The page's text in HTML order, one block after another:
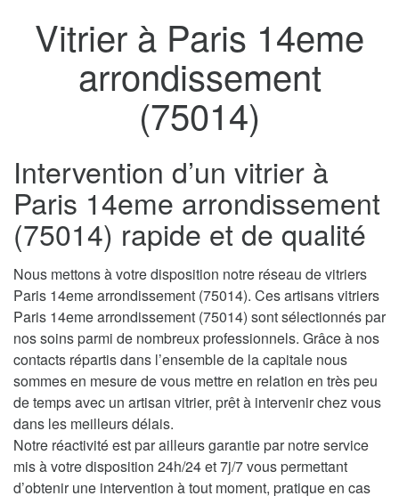
Vitrier à Paris 14eme
arrondissement
(75014)
Intervention d’un vitrier à
Paris 14eme arrondissement
(75014) rapide et de qualité
Nous mettons à votre disposition notre réseau de vitriers
Paris 14eme arrondissement (75014). Ces artisans vitriers
Paris 14eme arrondissement (75014) sont sélectionnés par
nos soins parmi de nombreux professionnels. Grâce à nos
contacts répartis dans l’ensemble de la capitale nous
sommes en mesure de vous mettre en relation en très peu
de temps avec un artisan vitrier, prêt à intervenir chez vous
dans les meilleurs délais.
Notre réactivité est par ailleurs garantie par notre service
mis à votre disposition 24h/24 et 7j/7 vous permettant
d’obtenir une intervention à tout moment, pratique en cas